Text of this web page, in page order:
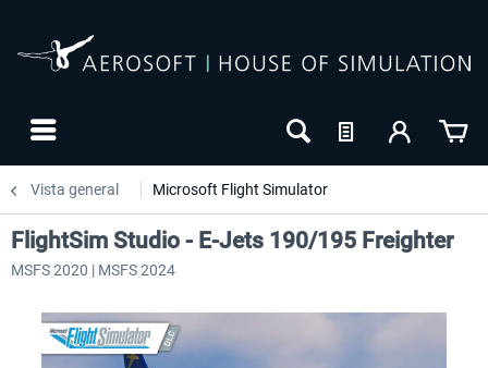
Vista general Microsoft Flight Simulator
FlightSim Studio - E-Jets 190/195 Freighter
MSFS 2020 | MSFS 2024